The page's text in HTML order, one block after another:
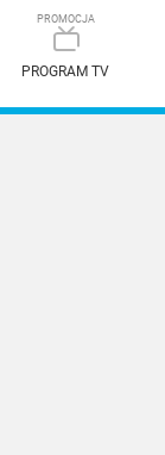
PROGRAM TV